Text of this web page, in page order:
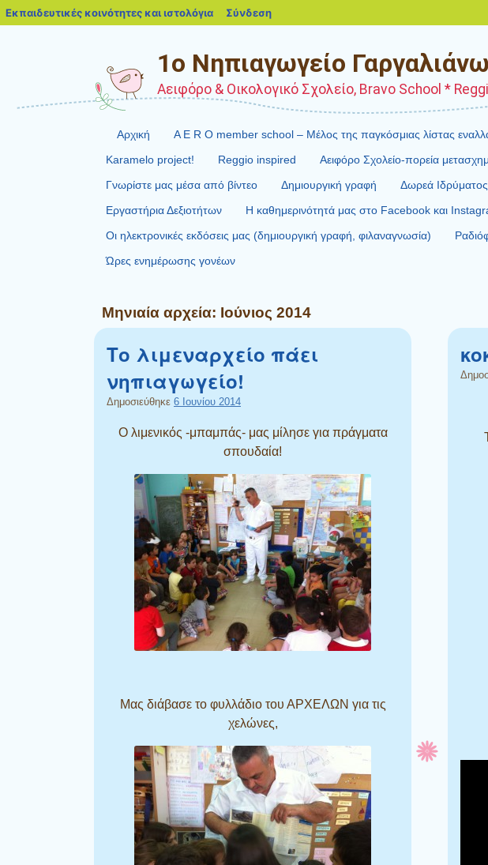
1o Νηπιαγωγείο
Αειφόρο & Οικολογικό Σχολείο, Bravo School *
Αρχική A E R O member school – Μέλος της παγκόσμιας λίστας
Karamelo project!
Reggio inspired Αειφόρο Σχολείο-πορεία
Γνωρίστε μας μέσα από βίντεο
Δημιουργική γραφή Δωρεά
Εργαστήρια Δεξιοτήτων
Η καθημερινότητά μας στο Facebook και
Οι ηλεκτρονικές εκδόσεις μας (δημιουργική γραφή, φιλαναγνωσία)
Ώρες ενημέρωσης γονέων
Μηνιαία αρχεία: Ιούνιος 2014
Το λιμεναρχείο πάει
νηπιαγωγείο!
Δημοσιεύθηκε 6 Ιουνίου 2014
Ο λιμενικός -μπαμπάς- μας μίλησε για πράγματα
σπουδαία!
Μας διάβασε το φυλλάδιο του ΑΡΧΕΛΩΝ για τις
χελώνες,
Εκπαιδευτικές κοινότητες και ιστολόγια blogs.sch.gr
Σύνδεση